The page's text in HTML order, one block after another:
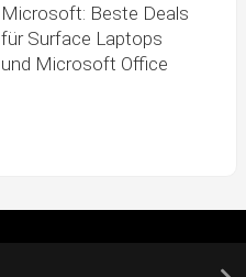
Microsoft: Beste Deals
für Surface Laptops
und Microsoft Office